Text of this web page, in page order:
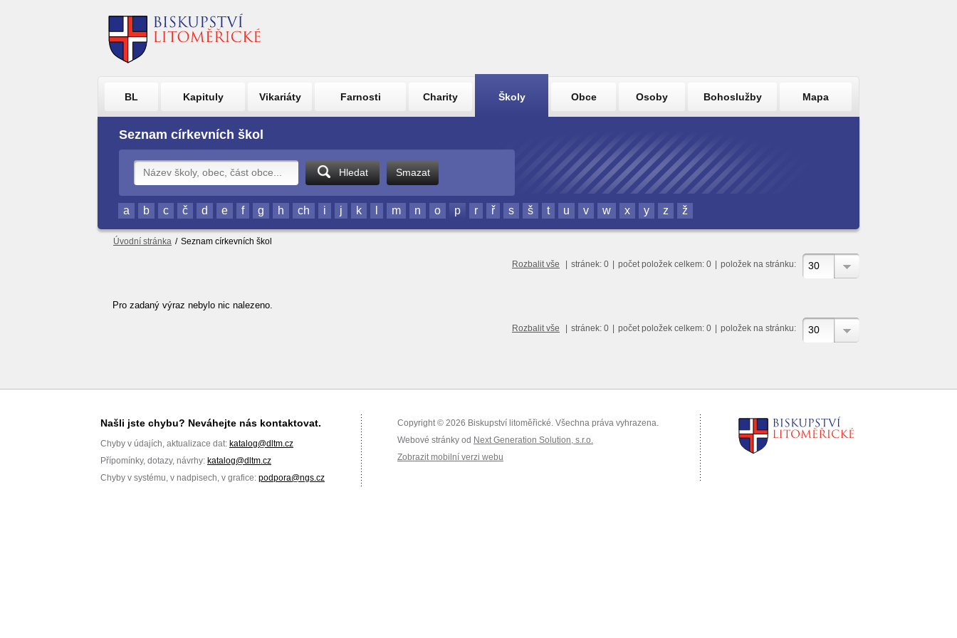
BL Kapituly Vikariáty Farnosti Charity Školy Obce Osoby Bohoslužby Mapa
Seznam církevních škol
Hledat Smazat
a b c č d e f g h ch i j k m n o p r ř s š t u v w x y z ž
Úvodní stránka / Seznam církevních škol
Rozbalit vše stránek: 0 počet položek celkem: 0 položek na stránku: 30
Pro zadaný výraz nebylo nic nalezeno.
Rozbalit vše stránek: 0 počet položek celkem: 0 položek na stránku: 30
Našli jste chybu? Neváhejte nás kontaktovat.
Chyby v údajích, aktualizace dat: katalog@dltm.cz
Přípomínky, dotazy, návrhy: katalog@dltm.cz
Chyby v systému, v nadpisech, v grafice: podpora@ngs.cz
Copyright © 2026 Biskupství litoměřické. Všechna práva vyhrazena.
Webové stránky od Next Generation Solution, s.r.o.
Zobrazit mobilní verzi webu